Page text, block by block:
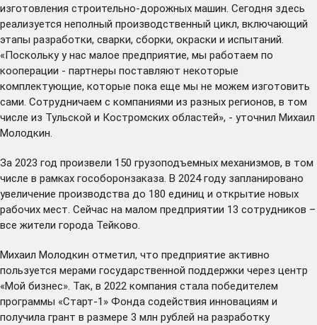
изготовления строительно-дорожных машин. Сегодня здесь
реализуется неполный производственный цикл, включающий
этапы разработки, сварки, сборки, окраски и испытаний.
«Поскольку у нас малое предприятие, мы работаем по
кооперации - партнеры поставляют некоторые
комплектующие, которые пока еще мы не можем изготовить
сами. Сотрудничаем с компаниями из разных регионов, в том
числе из Тульской и Костромских областей», - уточнил Михаил
Молодкин.
За 2023 год произвели 150 грузоподъемных механизмов, в том
числе в рамках гособоронзаказа. В 2024 году запланировано
увеличение производства до 180 единиц и открытие новых
рабочих мест. Сейчас на малом предприятии 13 сотрудников –
все жители города Тейково.
Михаил Молодкин отметил, что предприятие активно
пользуется мерами государственной поддержки через центр
«Мой бизнес». Так, в 2022 компания стала победителем
программы «Старт-1» Фонда содействия инновациям и
получила грант в размере 3 млн рублей на разработку